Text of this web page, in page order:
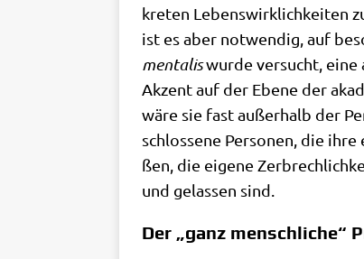
kre­ten Lebens­wirk­lich­kei­ten
ist es aber not­wen­dig, auf
men­ta­liswur­de ver­sucht, eine
Akzent auf der Ebe­ne der
wäre sie fast außer­halb der
schlos­se­ne Per­so­nen, die
ßen, die eige­ne
und gelas­sen sind.
Der „ganz menschliche“